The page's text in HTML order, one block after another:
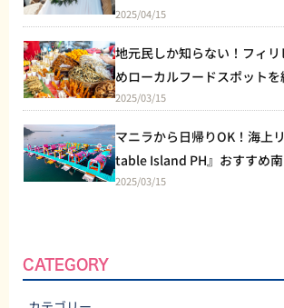
アートを作り上げるこ
が作れること間違いなしです
をつけて投稿すると割
ペーンを実施してい
しめる体験は、一度
が楽しめ、これも見逃
。 営業時間と価格 [営
ライン購入の場合は
合はPHP899です。
です。友達や家族と
リゾート婚まで
2025/04/15
地元民しか知らない！フィ
めローカルフードスポット
2025/03/15
マニラから日帰りOK！海上
table Island PH』おすすめ南
2025/03/15
CATEGORY